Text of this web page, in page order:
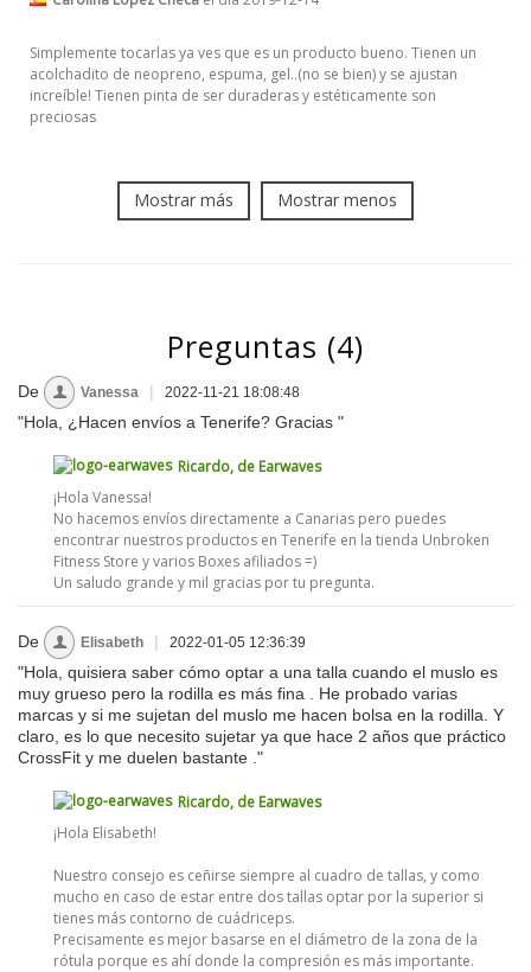
Simplemente tocarlas ya ves que es un producto bueno. Tienen un
acolchadito de neopreno, espuma, gel..(no se bien) y se ajustan
increíble! Tienen pinta de ser duraderas y estéticamente son
preciosas
Mostrar más Mostrar menos
Preguntas (4)
De Vanessa | 2022-11-21 18:08:48
"Hola, ¿Hacen envíos a Tenerife? Gracias "
Ricardo, de Earwaves
¡Hola Vanessa!
No hacemos envíos directamente a Canarias pero puedes
encontrar nuestros productos en Tenerife en la tienda Unbroken
Fitness Store y varios Boxes afiliados =)
Un saludo grande y mil gracias por tu pregunta.
De Elisabeth | 2022-01-05 12:36:39
"Hola, quisiera saber cómo optar a una talla cuando el muslo es
muy grueso pero la rodilla es más fina . He probado varias
marcas y si me sujetan del muslo me hacen bolsa en la rodilla. Y
claro, es lo que necesito sujetar ya que hace 2 años que práctico
CrossFit y me duelen bastante ."
Ricardo, de Earwaves
¡Hola Elisabeth!
Nuestro consejo es ceñirse siempre al cuadro de tallas, y como
mucho en caso de estar entre dos tallas optar por la superior si
tienes más contorno de cuádriceps.
Precisamente es mejor basarse en el diámetro de la zona de la
rótula porque es ahí donde la compresión es más importante.